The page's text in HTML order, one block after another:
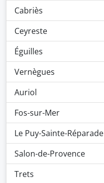
Cabriès
Ceyreste
Éguilles
Vernègues
Auriol
Fos-sur-Mer
Le Puy-Sainte-Réparade
Salon-de-Provence
Trets